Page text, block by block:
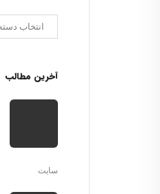
آخرین مطالب
سایت